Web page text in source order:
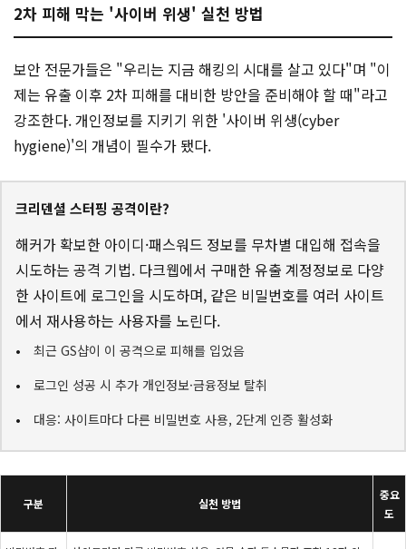
2차 피해 막는 '사이버 위생' 실천 방법
보안 전문가들은 "우리는 지금 해킹의 시대를 살고 있다"며 "이
제는 유출 이후 2차 피해를 대비한 방안을 준비해야 할 때"라고
강조한다. 개인정보를 지키기 위한 '사이버 위생(cyber
hygiene)'의 개념이 필수가 됐다.
크리덴셜 스터핑 공격이란?
해커가 확보한 아이디·패스워드 정보를 무차별 대입해 접속을
시도하는 공격 기법. 다크웹에서 구매한 유출 계정정보로 다양
한 사이트에 로그인을 시도하며, 같은 비밀번호를 여러 사이트
에서 재사용하는 사용자를 노린다.
최근 GS샵이 이 공격으로 피해를 입었음
로그인 성공 시 추가 개인정보·금융정보 탈취
대응: 사이트마다 다른 비밀번호 사용, 2단계 인증 활성화
구분 실천 방법
중요
도